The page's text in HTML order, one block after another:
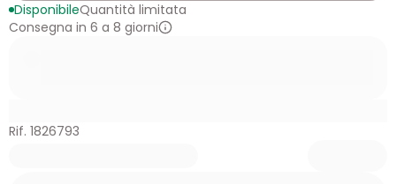
DisponibileQuantità limitata
Consegna in 6 a 8 giorni
Rif. 1826793